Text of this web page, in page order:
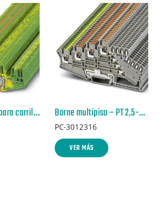
Borne de tierra para carril – PT 1,5/S-QUATTRO/2P-PE – 3212413 Borne multipiso – PT 2,5-PE/3L/2P – 3012316
PC-3012316
VER MÁS